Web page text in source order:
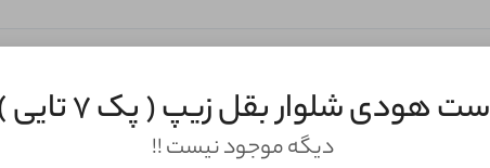
ست هودی شلوار بقل زیپ ( پک 7 تایی )
دیگه موجود نیست !!